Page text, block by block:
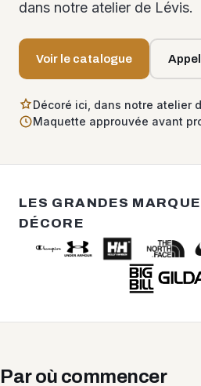
dans notre atelier de Lévis.
Voir le catalogue
Décoré ici, dans notre atelier
Maquette approuvée avant
LES GRANDES
DÉCORE
Par où commencer